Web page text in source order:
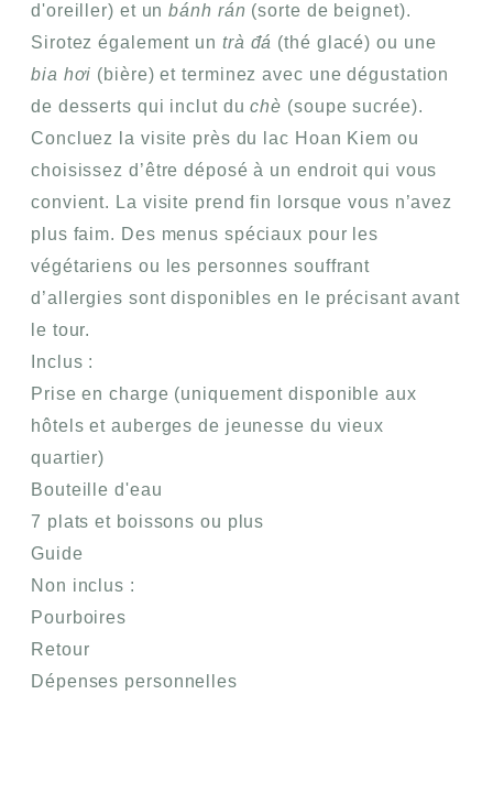
d'oreiller) et unbánh rán (sorte de beignet).
Sirotez également un trà đá (thé glacé) ou une
bia hơi (bière) et terminez avec une dégustation
de desserts qui inclut duchè (soupe sucrée).
Concluez la visite près du lac Hoan Kiem ou
choisissez d’être déposé à un endroit qui vous
convient. La visite prend fin lorsque vous n’avez
plus faim. Des menus spéciaux pour les
végétariens ou les personnes souffrant
d’allergies sont disponibles en le précisant avant
le tour.
Inclus :
Prise en charge (uniquement disponible aux
hôtels et auberges de jeunesse du vieux
quartier)
Bouteille d'eau
7 plats et boissons ou plus
Guide
Non inclus :
Pourboires
Retour
Dépenses personnelles